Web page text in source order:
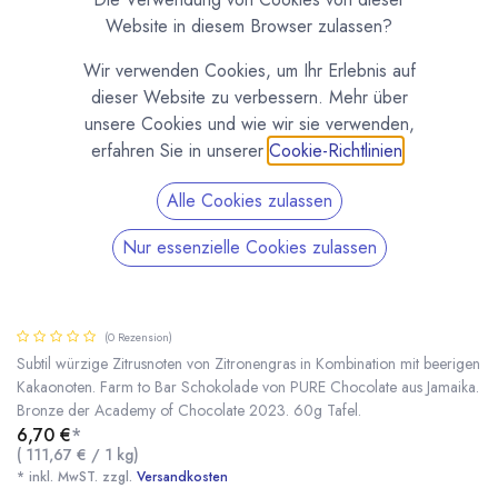
(0 Rezension)
Subtil würzige Zitrusnoten von Zitronengras in Kombination mit beerigen
Kakaonoten. Farm to Bar Schokolade von PURE Chocolate aus Jamaika.
Bronze der Academy of Chocolate 2023. 60g Tafel.
6,70 €*
( 111,67 € / 1 kg)
* inkl. MwST. zzgl. Versandkosten
Website in diesem Browser zulassen?
Wir verwenden Cookies, um Ihr Erlebnis auf
dieser Website zu verbessern. Mehr über
unsere Cookies und wie wir sie verwenden,
erfahren Sie in unserer Cookie-Richtlinien
Alle Cookies zulassen
Nur essenzielle Cookies zulassen